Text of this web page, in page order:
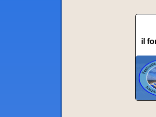
il